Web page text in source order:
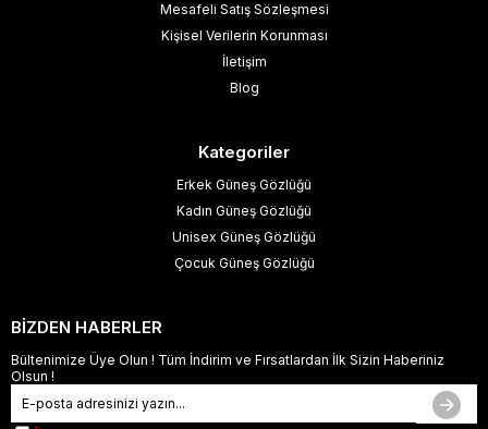
Mesafeli Satış Sözleşmesi
Kişisel Verilerin Korunması
İletişim
Blog
Kategoriler
Erkek Güneş Gözlüğü
Kadın Güneş Gözlüğü
Unisex Güneş Gözlüğü
Çocuk Güneş Gözlüğü
BİZDEN HABERLER
Bültenimize Üye Olun ! Tüm İndirim ve Fırsatlardan İlk Sizin Haberiniz
Olsun !